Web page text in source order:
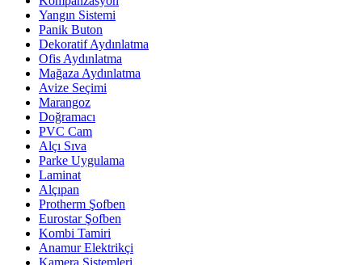
Yangın Sistemi
Panik Buton
Dekoratif Aydınlatma
Ofis Aydınlatma
Mağaza Aydınlatma
Avize Seçimi
Marangoz
Doğramacı
PVC Cam
Alçı Sıva
Parke Uygulama
Laminat
Alçıpan
Protherm Şofben
Eurostar Şofben
Kombi Tamiri
Anamur Elektrikçi